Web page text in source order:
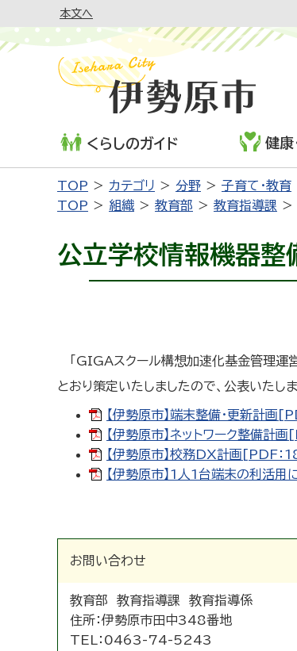
本文へ
くらしのガイド 健康
TOP カテゴリ 分野 子育て・教育
TOP
組織 教育部 教育指導課
公立学校情報機器整
「GIGAスクール構想加速化基金管理
とおり策定いたしましたので、公表いたしま
【伊勢原市】端末整備・更新計画
【伊勢原市】ネットワーク整備計
【伊勢原市】校務DX計画[PDF：
【伊勢原市】1人1台端末の利活
お問い合わせ
教育部 教育指導課 教育指導係
住所：伊勢原市田中348番地
TEL： 0463-74-5243